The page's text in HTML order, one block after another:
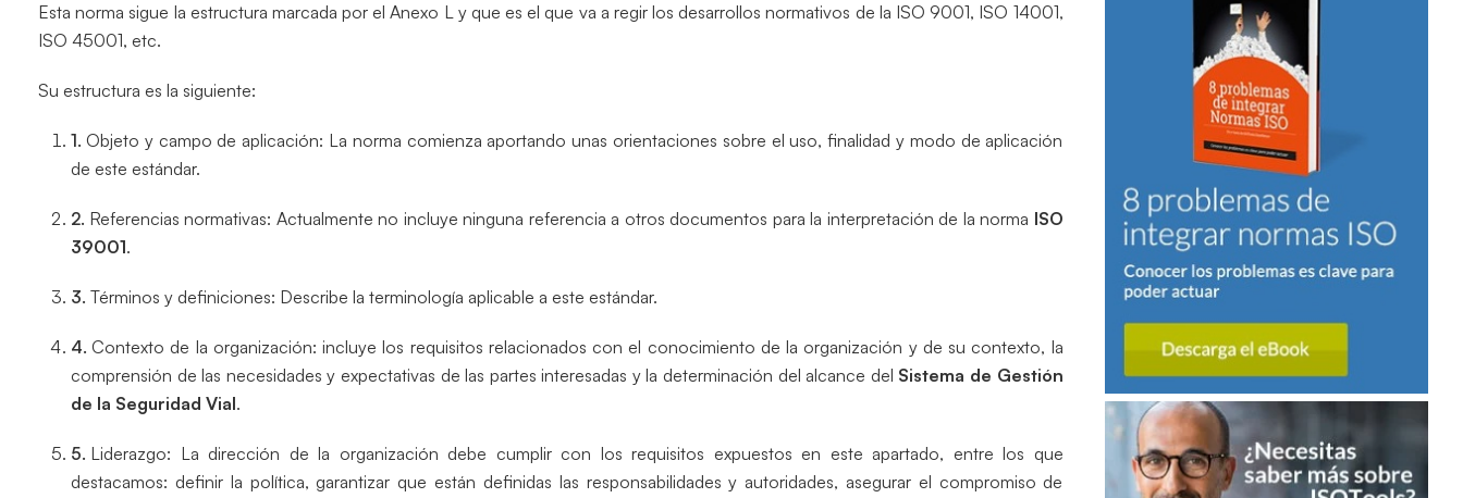
Esta norma sigue la estructura marcada por el Anexo L y que es el que va a regir los desarrollos normativos de la ISO 9001, ISO 14001,
ISO 45001, etc.
Su estructura es la siguiente:
Objeto y campo de aplicación: La norma comienza aportando unas orientaciones sobre el uso, finalidad y modo de aplicación
de este estándar.
Referencias normativas: Actualmente no incluye ninguna referencia a otros documentos para la interpretación de la norma ISO
39001.
Términos y definiciones: Describe la terminología aplicable a este estándar.
Contexto de la organización: incluye los requisitos relacionados con el conocimiento de la organización y de su contexto, la
comprensión de las necesidades y expectativas de las partes interesadas y la determinación del alcance del Sistema de Gestión
de la Seguridad Vial.
Liderazgo: La dirección de la organización debe cumplir con los requisitos expuestos en este apartado, entre los que
destacamos: definir la política, garantizar que están definidas las responsabilidades y autoridades, asegurar el compromiso de